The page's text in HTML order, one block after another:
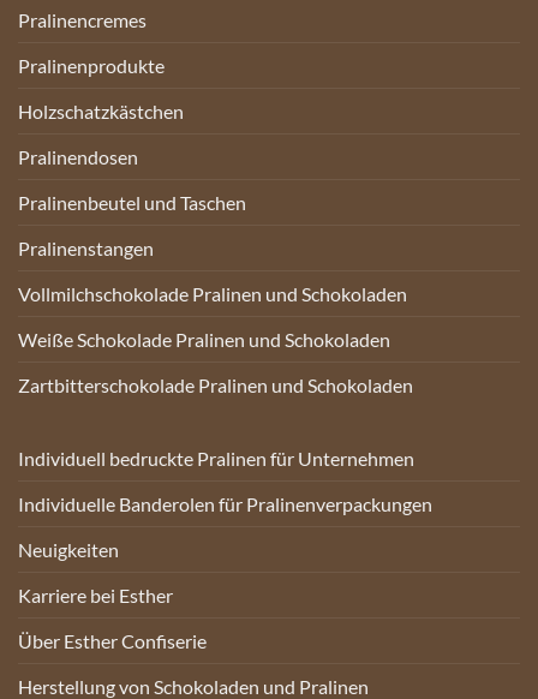
Pralinencremes
Pralinenprodukte
Holzschatzkästchen
Pralinendosen
Pralinenbeutel und Taschen
Pralinenstangen
Vollmilchschokolade Pralinen und Schokoladen
Weiße Schokolade Pralinen und Schokoladen
Zartbitterschokolade Pralinen und Schokoladen
Individuell bedruckte Pralinen für Unternehmen
Individuelle Banderolen für Pralinenverpackungen
Neuigkeiten
Karriere bei Esther
Über Esther Confiserie
Herstellung von Schokoladen und Pralinen